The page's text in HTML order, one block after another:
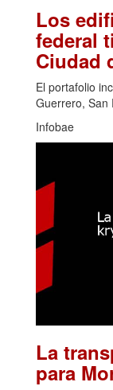
Los
federal
Ciudad
El portafolio
Guerrero, San
Infobae
La
para